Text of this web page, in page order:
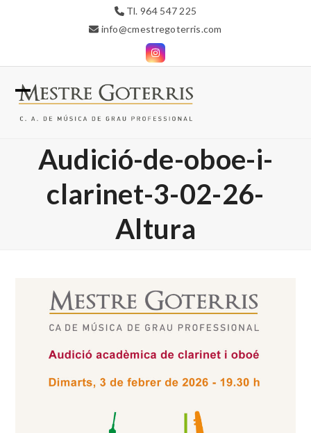
Tl. 964 547 225
info@cmestregoterris.com
Instagram
Open
menu
Close
menuAudició-de-oboe-i-
clarinet-3-02-26-
Altura